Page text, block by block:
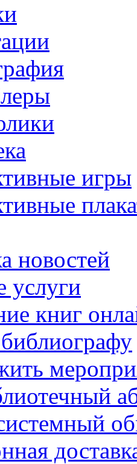
игры
новостей
услуги
книг